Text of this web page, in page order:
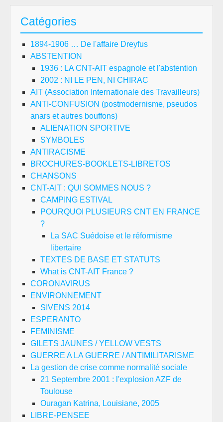
Catégories
1894-1906 … De l'affaire Dreyfus
ABSTENTION
1936 : LA CNT-AIT espagnole et l'abstention
2002 : NI LE PEN, NI CHIRAC
AIT (Association Internationale des Travailleurs)
ANTI-CONFUSION (postmodernisme, pseudos
anars et autres bouffons)
ALIENATION SPORTIVE
SYMBOLES
ANTIRACISME
BROCHURES-BOOKLETS-LIBRETOS
CHANSONS
CNT-AIT : QUI SOMMES NOUS ?
CAMPING ESTIVAL
POURQUOI PLUSIEURS CNT EN FRANCE
?
La SAC Suédoise et le réformisme
libertaire
TEXTES DE BASE ET STATUTS
What is CNT-AIT France ?
CORONAVIRUS
ENVIRONNEMENT
SIVENS 2014
ESPERANTO
FEMINISME
GILETS JAUNES / YELLOW VESTS
GUERRE A LA GUERRE / ANTIMILITARISME
La gestion de crise comme normalité sociale
21 Septembre 2001 : l'explosion AZF de
Toulouse
Ouragan Katrina, Louisiane, 2005
LIBRE-PENSEE